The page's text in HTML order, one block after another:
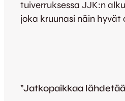
tuiverruksessa JJK:n
joka kruunasi näin hyvät
”Jatkopaikkaa